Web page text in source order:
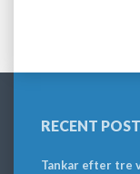
RECENT
Tankar efter tre